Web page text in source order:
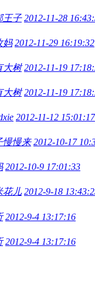
王子 2012-11-28
妈 2012-11-29 16:19:32
大树 2012-11-19
大树 2012-11-19
2012-11-12 15:01:17
慢慢来 2012-10-17
2012-10-9 17:01:33
花儿 2012-9-18
2012-9-4 13:17:16
2012-9-4 13:17:16